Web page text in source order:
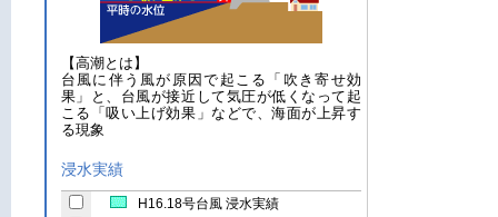
【高潮とは】
台風に伴う風が原因で起こる「吹き寄せ効
果」と、台風が接近して気圧が低くなって起
こる「吸い上げ効果」などで、海面が上昇す
る現象
浸水実績
H16.18号台風 浸水実績